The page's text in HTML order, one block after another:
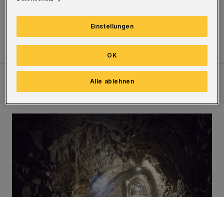
Meistgelesen Neueste Artikel Zum Thema
Einstellungen
Alle ablehnen
OK